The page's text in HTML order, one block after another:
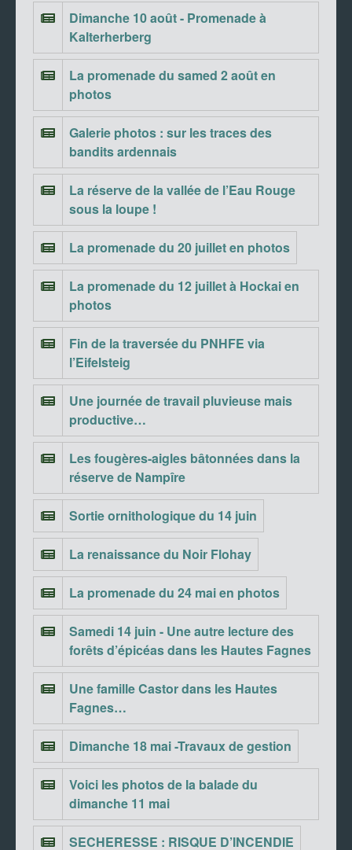
Dimanche 10 août - Promenade à
Kalterherberg
La promenade du samed 2 août en
photos
Galerie photos : sur les traces des
bandits ardennais
La réserve de la vallée de l’Eau Rouge
sous la loupe !
La promenade du 20 juillet en photos
La promenade du 12 juillet à Hockai en
photos
Fin de la traversée du PNHFE via
l’Eifelsteig
Une journée de travail pluvieuse mais
productive…
Les fougères-aigles bâtonnées dans la
réserve de Nampîre
Sortie ornithologique du 14 juin
La renaissance du Noir Flohay
La promenade du 24 mai en photos
Samedi 14 juin - Une autre lecture des
forêts d’épicéas dans les Hautes Fagnes
Une famille Castor dans les Hautes
Fagnes…
Dimanche 18 mai -Travaux de gestion
Voici les photos de la balade du
dimanche 11 mai
SECHERESSE : RISQUE D’INCENDIE